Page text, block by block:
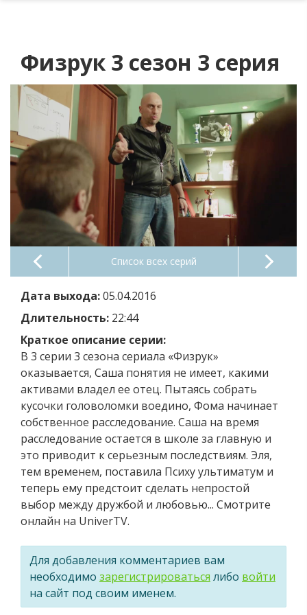
Физрук 3 сезон 3 серия
Список всех серий
Дата выхода:05.04.2016
Длительность: 22:44
Краткое описание серии:
В 3 серии 3 сезона сериала «Физрук»
оказывается, Саша понятия не имеет, какими
активами владел ее отец. Пытаясь собрать
кусочки головоломки воедино, Фома начинает
собственное расследование. Саша на время
расследование остается в школе за главную и
это приводит к серьезным последствиям. Эля,
тем временем, поставила Психу ультиматум и
теперь ему предстоит сделать непростой
выбор между дружбой и любовью... Смотрите
онлайн на UniverTV.
Для добавления комментариев вам
необходимо зарегистрироваться либо войти
на сайт под своим именем.